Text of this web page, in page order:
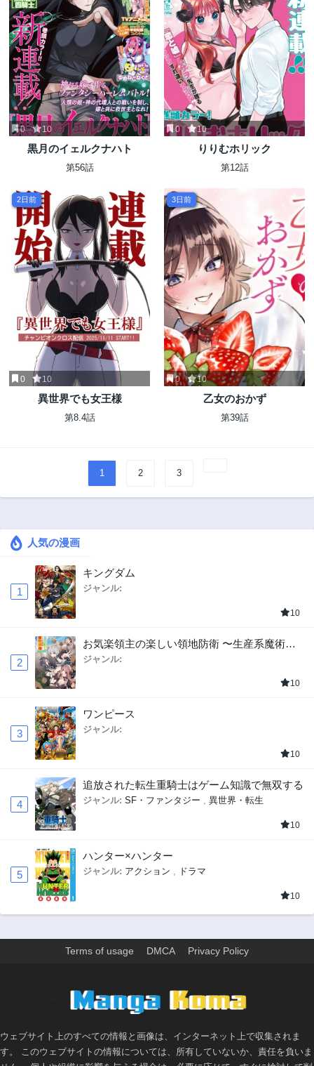
0 10
黒月のイェルクナハト
第56話
0 10
りりむホリック
第12話
2日前
0 10
異世界でも女王様
第8.4話
3日前
0 10
乙女のおかず
第39話
1 2 3
人気の漫画
1
キングダム
ジャンル:
10
2
お気楽領主の楽しい領地防衛 〜生産系魔術で
名もなき村を最強の城塞都市に〜
ジャンル:
10
3
ワンピース
ジャンル:
10
4
追放された転生重騎士はゲーム知識で無双する
ジャンル: SF・ファンタジー , 異世界・転生
10
5
ハンター×ハンター
ジャンル: アクション , ドラマ
10
Terms of usage DMCA Privacy Policy
ウェブサイト上のすべての情報と画像は、インターネット上で収集されま
す。 このウェブサイトの情報については、所有していないか、責任を負いま